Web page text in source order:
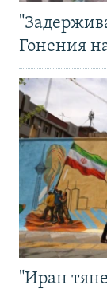
Гонения
"Иран